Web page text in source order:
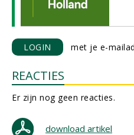
LOGIN met je e-
REACTIES
Er zijn nog geen reacties.
download artikel